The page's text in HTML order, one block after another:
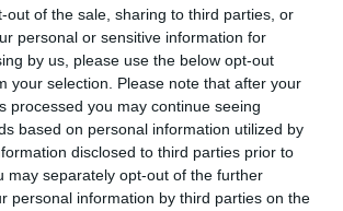
out of the sale, sharing to third parties, or
personal or sensitive information for
by us, please use the below opt-out
your selection. Please note that after your
processed you may continue seeing
based on personal information utilized by
disclosed to third parties prior to
may separately opt-out of the further
personal information by third parties on the
dans la réserve du